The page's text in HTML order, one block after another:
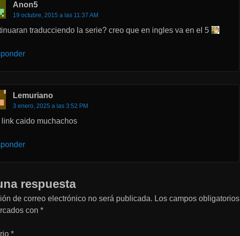
Anon5
19 octubre, 2015 a las 11:37 AM
traducciendo la serie? creo que en ingles va en el 5
Lemuriano
3 enero, 2025 a las 3:52 PM
link caido muchachos
respuesta
de correo electrónico no será publicada. Los campos obligatorios
con *
*